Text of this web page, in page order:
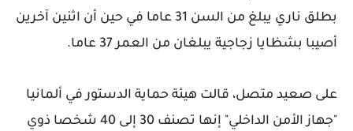
بطلق ناري يبلغ من السن 31 عاما في حين أن اثنين آخرين
أصيبا بشظايا زجاجية يبلغان من العمر 37 عاما.
على صعيد متصل، قالت هيئة حماية الدستور في ألمانيا
"جهاز الأمن الداخلي" إنها تصنف 30 إلى 40 شخصا ذوي